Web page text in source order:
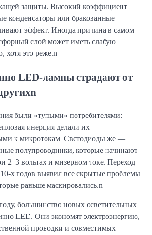
защиты. Высокий коэффициент
конденсаторы или бракованные
эффект. Иногда причина в самом
слой может иметь слабую
хотя это реже.n
LED-лампы страдают от
были «тупыми» потребителями:
инерция делали их
к микротокам. Светодиоды же —
полупроводники, которые начинают
2–3 вольтах и мизерном токе. Переход
х годов выявил все скрытые проблемы
раньше маскировались.n
большинство новых осветительных
LED. Они экономят электроэнергию,
проводки и совместимых